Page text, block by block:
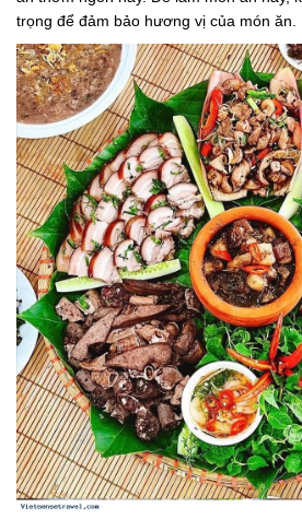
trọng để đảm bảo hương vị của món ăn.